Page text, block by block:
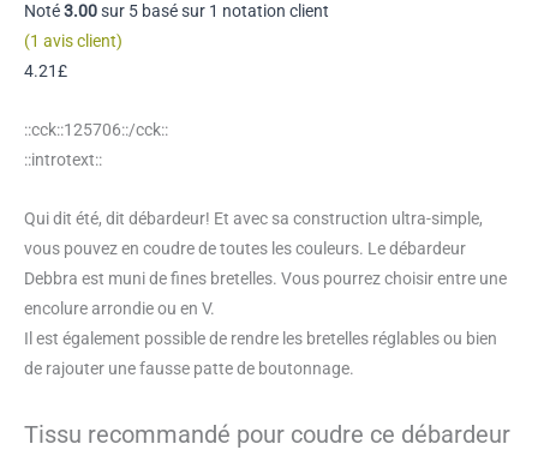
Noté3.00sur 5 basé sur 1 notation client
(1 avis client)
4.21£
::cck::125706::/cck::
::introtext::
Qui dit été, dit débardeur! Et avec sa construction ultra-simple,
vous pouvez en coudre de toutes les couleurs. Le débardeur
Debbra est muni de fines bretelles. Vous pourrez choisir entre une
encolure arrondie ou en V.
Il est également possible de rendre les bretelles réglables ou bien
de rajouter une fausse patte de boutonnage.
Tissu recommandé pour coudre ce débardeur